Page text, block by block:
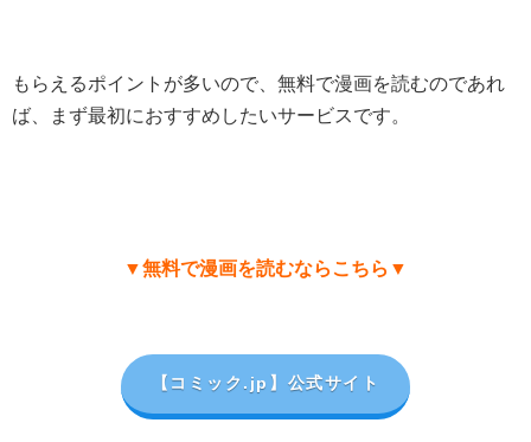
もらえるポイントが多いので、無料で漫画を読むのであれ
ば、まず最初におすすめしたいサービスです。
▼無料で漫画を読むならこちら▼
【コミック.jp 】公式サイト